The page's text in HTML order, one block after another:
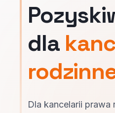
dla
Dla kancelarii prawa